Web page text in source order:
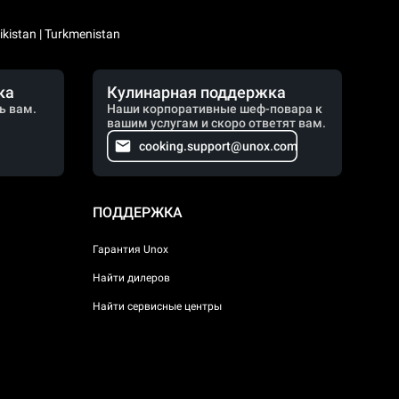
| Turkmenistan
вам.
Кулинарная поддержка
Наши корпоративные шеф-повара к
вашим услугам и скоро ответят вам.
cooking.support@unox.com
ПОДДЕРЖКА
Гарантия Unox
Найти дилеров
Найти сервисные центры